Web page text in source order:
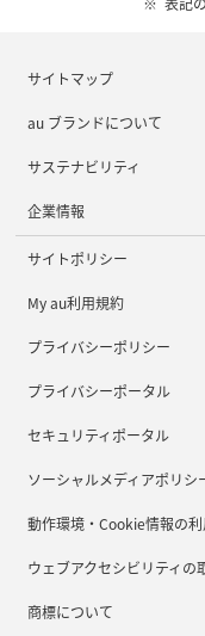
サイトマップ
au ブランドについて
サステナビリティ
企業情報
サイトポリシー
My au利用規約
プライバシーポリシー
プライバシーポータル
セキュリティポータル
ソーシャルメディアポリシ
動作環境・Cookie情報の
ウェブアクセシビリティの
商標について